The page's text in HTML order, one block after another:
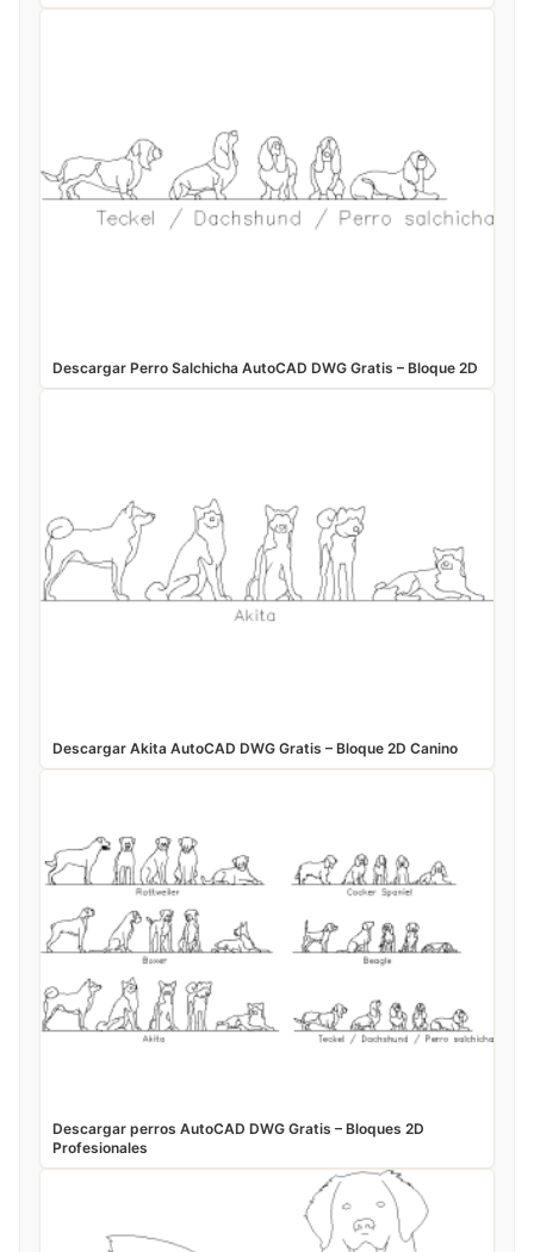
Descargar Perro Salchicha AutoCAD DWG Gratis – Bloque 2D
Descargar Akita AutoCAD DWG Gratis – Bloque 2D Canino
Descargar perros AutoCAD DWG Gratis – Bloques 2D
Profesionales